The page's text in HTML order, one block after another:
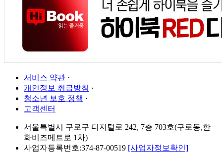
서비스 약관 ·
개인정보 취급방침 ·
청소년 보호 정책 ·
고객센터
서울특별시 구로구 디지털로 242, 7층 703호(구로동,한
화비즈메트로 1차)
사업자등록번호:374-87-00519 [사업자정보확인]